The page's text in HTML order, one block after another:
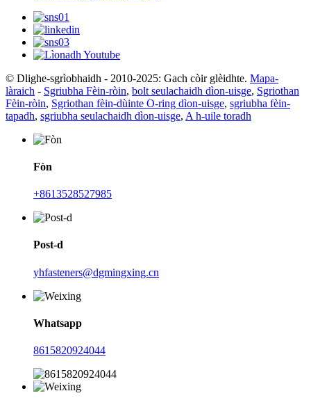
© Dlighe-sgrìobhaidh - 2010-2025: Gach còir glèidhte. Mapa-
làraich - Sgriubha Fèin-ròin, bolt seulachaidh dìon-uisge, Sgriothan
Fèin-ròin, Sgriothan fèin-dùinte O-ring dìon-uisge, sgriubha fèin-
tapadh, sgriubha seulachaidh dìon-uisge, A h-uile toradh
Fòn
+8613528527985
Post-d
yhfasteners@dgmingxing.cn
Whatsapp
8615820924044